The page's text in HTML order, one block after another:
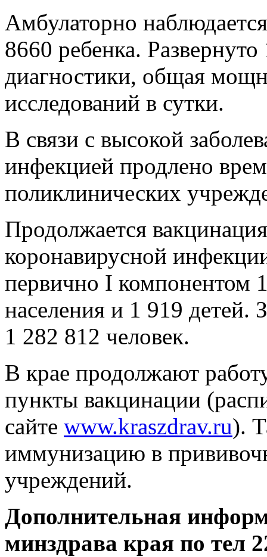
Амбулаторно
8660 ребенка.
диагностики, общая
исследований в сутки.
В связи с высокой
инфекцией продлено
поликлинических
Продолжается
коронавирусной
первично I компонентом
населения и 1 919
1 282 812 человек.
В крае продолжают
пункты вакцинации
сайте www.kraszdrav.ru).
иммунизацию в
учреждений.
Дополнительная
минздрава края по тел